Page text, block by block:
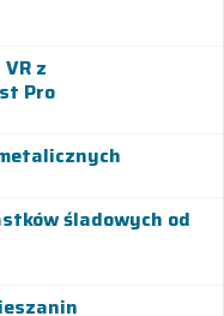
z
Pro
śladowych od